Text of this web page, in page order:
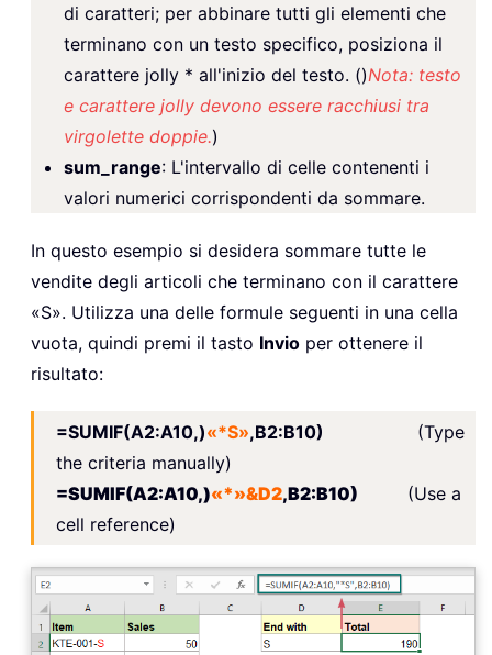
di caratteri; per abbinare tutti gli elementi che
terminano con un testo specifico, posiziona il
carattere jolly * all'inizio del testo. ()Nota: testo
e carattere jolly devono essere racchiusi tra
virgolette doppie.)
sum_range: L'intervallo di celle contenenti i
valori numerici corrispondenti da sommare.
In questo esempio si desidera sommare tutte le
vendite degli articoli che terminano con il carattere
«S». Utilizza una delle formule seguenti in una cella
vuota, quindi premi il tasto Invio per ottenere il
risultato:
=SUMIF(A2:A10,)«*S»,B2:B10)
(Type
the criteria manually)
=SUMIF(A2:A10,)«*»&D2,B2:B10) (Use a
cell reference)